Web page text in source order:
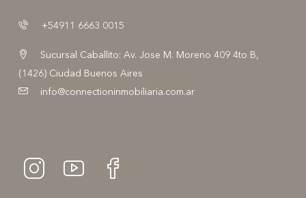
+54911 6663 0015
Sucursal Caballito: Av. Jose M. Moreno 409 4to B,
(1426) Ciudad Buenos Aires
info@connectioninmobiliaria.com.ar